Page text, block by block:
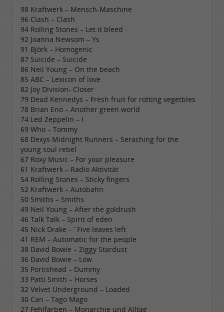
98 Kraftwerk – Mensch-Maschine
96 Clash – Clash
94 Rolling Stones – Let it bleed
92 Joanna Newsom – Ys
91 Björk – Homogenic
87 Suicide – Suicide
86 Neil Young – On the beach
85 ABC – Lexicon of love
82 Joy Division- Closer
79 Dead Kennedys – Fresh fruit for rotting vegetbles
78 Brian Eno – Another green world
74 Led Zeppelin – I
69 Who – Tommy
68 Dexys Midnight Runners – Seraching for the
young soul rebel
67 Roxy Music – For your pleasure
61 Kraftwerk – Radio Aktivität
54 Rolling Stones – Sticky fingers
52 Kraftwerk – Autobahn
50 Smiths – Smiths
49 Neil Young – After the goldrush
46 Talk Talk – Spirit of eden
45 Nick Drake - ´Five leaves left
41 REM – Automatic for the people
38 David Bowie – Ziggy Stardust
36 David Bowie – Low
35 Portishead – Dummy
33 Patti Smith – Horses
32 Velvet Underground – Loaded
30 Can – Tago Mago
27 Fehlfarben – Monarchie und Alltag